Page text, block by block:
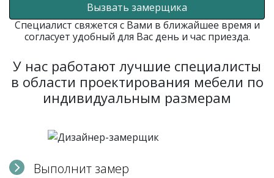
Вызвать замерщика
Специалист свяжется с Вами в ближайшее время и
согласует удобный для Вас день и час приезда.
У нас работают лучшие специалисты
в области проектирования мебели по
индивидуальным размерам
Выполнит замер